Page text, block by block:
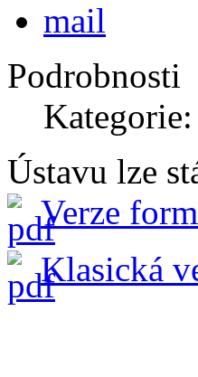
Projekt péče o
manželské páry
Podrobnosti
Ústavu lze
Verze
Klasická